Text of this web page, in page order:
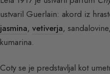
ustvaril Guerlain: akord iz
jasmina, vetiverja, sandalovine,
kumarina.
Coty se je predstavljal kot